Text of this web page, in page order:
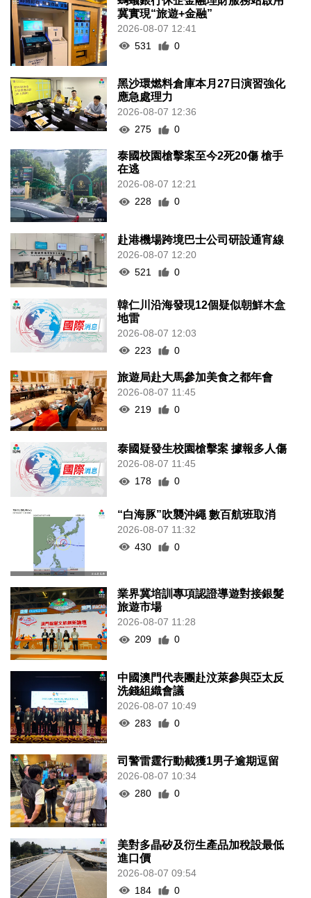
冀實現“旅遊+金融”
2026-08-07 12:41
531
0
黑沙環燃料倉庫本月27日演習強化
應急處理力
2026-08-07 12:36
275
0
泰國校園槍擊案至今2死20傷 槍手
在逃
2026-08-07 12:21
228
0
赴港機場跨境巴士公司研設通宵線
2026-08-07 12:20
521
0
韓仁川沿海發現12個疑似朝鮮木盒
地雷
2026-08-07 12:03
223
0
旅遊局赴大馬參加美食之都年會
2026-08-07 11:45
219
0
泰國疑發生校園槍擊案 據報多人傷
2026-08-07 11:45
178
0
“白海豚”吹襲沖繩 數百航班取消
2026-08-07 11:32
430
0
業界冀培訓專項認證導遊對接銀髮
旅遊市場
2026-08-07 11:28
209
0
中國澳門代表團赴汶萊參與亞太反
洗錢組織會議
2026-08-07 10:49
283
0
司警雷霆行動截獲1男子逾期逗留
2026-08-07 10:34
280
0
美對多晶矽及衍生產品加稅設最低
進口價
2026-08-07 09:54
184
0